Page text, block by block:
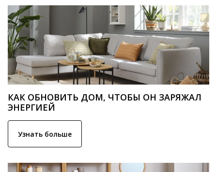
КАК ОБНОВИТЬ ДОМ, ЧТОБЫ ОН ЗАРЯЖАЛ
ЭНЕРГИЕЙ
Узнать больше